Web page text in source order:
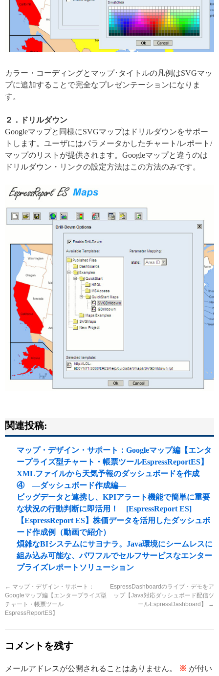
カラー・コーディングとマップ･タイトルの凡例はSVGマッ
プに追加することで完全なプレゼンテーションになりま
す。
２．ドリルダウン
Googleマップと同様にSVGマップはドリルダウンをサポー
トします。ユーザにはパラメータかしたチャート/レポート/
マップのリストが提供されます。Googleマップと違うのは
ドリルダウン・リンクの設定方法はこの方法のみです。
関連投稿:
マップ・デザイン・サポート：Googleマップ編【エンタ
ープライズ型チャート・帳票ツールEspressReportES】
XMLファイルから天気予報のダッシュボードを作成
④ ―ダッシュボード作成編―
ビッグデータと連携し、KPIアラート機能で簡単に重要
な状況の行動判断に即活用！ [EspressReport ES]
【EspressReport ES】株価データを活用したダッシュボ
ード作成例（動画で紹介）
煩雑なBIシステムにサヨナラ。Java環境にシームレスに
組み込み可能な、パワフルでセルフサービスなエンター
プライズレポートソリューション
← マップ・デザイン・サポート：
Googleマップ編【エンタープライズ型
チャート・帳票ツール
EspressReportES】
EspressDashboardのライブ・デモをア
ップ【Java対応ダッシュボード配信ツ
ールEspressDashboard】
→
コメントを残す
メールアドレスが公開されることはありません。 ※ が付い